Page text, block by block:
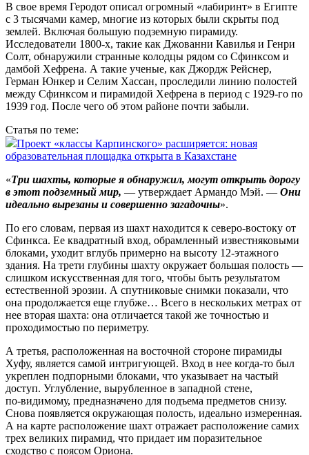
В свое время Геродот описал огромный «лабиринт» в Египте
с 3 тысячами камер, многие из которых были скрыты под
землей. Включая большую подземную пирамиду.
Исследователи 1800‑х, такие как Джованни Кавилья и Генри
Солт, обнаружили странные колодцы рядом со Сфинксом и
дамбой Хефрена. А такие ученые, как Джордж Рейснер,
Герман Юнкер и Селим Хассан, проследили линию полостей
между Сфинксом и пирамидой Хефрена в период с 1929-го по
1939 год. После чего об этом районе почти забыли.
Статья по теме:
Проект «классы Карпинского» расширяется: новая
образовательная площадка открыта в Казахстане
«Три шахты, которые я обнаружил, могут открыть дорогу
в этот подземный мир, — утверждает Армандо Мэй. — Они
идеально вырезаны и совершенно загадочны».
По его словам, первая из шахт находится к северо-востоку от
Сфинкса. Ее квадратный вход, обрамленный известняковыми
блоками, уходит вглубь примерно на высоту 12‑этажного
здания. На трети глубины шахту окружает большая полость —
слишком искусственная для того, чтобы быть результатом
естественной эрозии. А спутниковые снимки показали, что
она продолжается еще глубже… Всего в нескольких метрах от
нее вторая шахта: она отличается такой же точностью и
проходимостью по периметру.
А третья, расположенная на восточной стороне пирамиды
Хуфу, является самой интригующей. Вход в нее когда‑то был
укреплен подпорными блоками, что указывает на частый
доступ. Углубление, вырубленное в западной стене,
по‑видимому, предназначено для подъема предметов снизу.
Снова появляется окружающая полость, идеально измеренная.
А на карте расположение шахт отражает расположение самих
трех великих пирамид, что придает им поразительное
сходство с поясом Ориона.